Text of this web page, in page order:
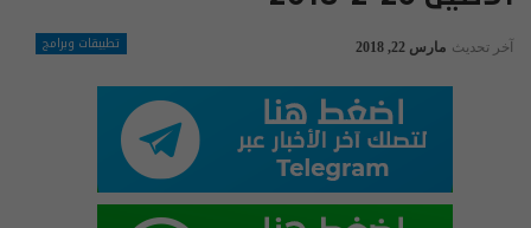
تطبيقات وبرامج آخر تحديث مارس 22, 2018